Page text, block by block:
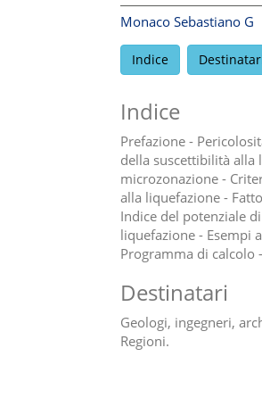
Monaco Sebastiano G
Indice
Indice
Prefazione -
della suscettibilità alla
microzonazione -
alla liquefazione -
Indice del potenziale
liquefazione - Esempi
Programma di calcolo
Destinatari
Geologi, ingegneri,
Regioni.